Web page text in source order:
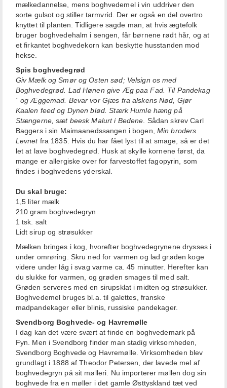
mælkedannelse, mens boghvedemel i vin uddriver den
sorte gulsot og stiller tarmvrid. Der er også en del overtro
knyttet til planten. Tidligere sagde man, at hvis ægtefolk
bruger boghvedehalm i sengen, får børnene rødt hår, og at
et firkantet boghvedekorn kan beskytte husstanden mod
hekse.
Spis boghvedegrød
Giv Mælk og Smør og Osten sød; Velsign os med
Boghvedegrød. Lad Hønen give Æg paa Fad. Til Pandekag
´ og Æggemad. Bevar vor Gjæs fra alskens Nød, Gjør
Kaalen feed og Dynen blød. Stærk Humle hæng på
Stængerne, sæt beesk Malurt i Bedene. Sådan skrev Carl
Baggers i sin Maimaanedssangen i bogen, Min broders
Levnetfra 1835. Hvis du har fået lyst til at smage, så er det
let at lave boghvedegrød. Husk at skylle kornene først, da
mange er allergiske over for farvestoffet fagopyrin, som
findes i boghvedens yderskal.
Du skal bruge:
1,5 liter mælk
210 gram boghvedegryn
1 tsk. salt
Lidt sirup og strøsukker
Mælken bringes i kog, hvorefter boghvedegrynene drysses i
under omrøring. Skru ned for varmen og lad grøden koge
videre under låg i svag varme ca. 45 minutter. Herefter kan
du slukke for varmen, og grøden smages til med salt.
Grøden serveres med en sirupsklat i midten og strøsukker.
Boghvedemel bruges bl.a. til galettes, franske
madpandekager eller blinis, russiske pandekager.
Svendborg Boghvede- og Havremølle
I dag kan det være svært at finde en boghvedemark på
Fyn. Men i Svendborg finder man stadig virksomheden,
Svendborg Boghvede og Havremølle. Virksomheden blev
grundlagt i 1888 af Theodor Petersen, der lavede mel af
boghvedegryn på sit mølleri. Nu importerer møllen dog sin
boghvede fra en møller i det gamle Østtyskland tæt ved